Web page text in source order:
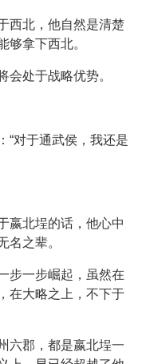
西北，他自然是清楚
够拿下西北。
会处于战略优势。
“对于通武侯，我还是
嬴北埕的话，他心中
名之辈。
步一步崛起，虽然在
在大略之上，不下于
六郡，都是嬴北埕一